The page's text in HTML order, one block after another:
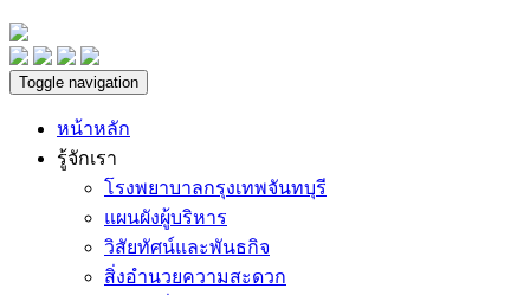
Toggle navigation
หน้าหลัก
รู้จักเรา
โรงพยาบาลกรุงเทพจันทบุรี
แผนผังผู้บริหาร
วิสัยทัศน์และพันธกิจ
สิ่งอำนวยความสะดวก